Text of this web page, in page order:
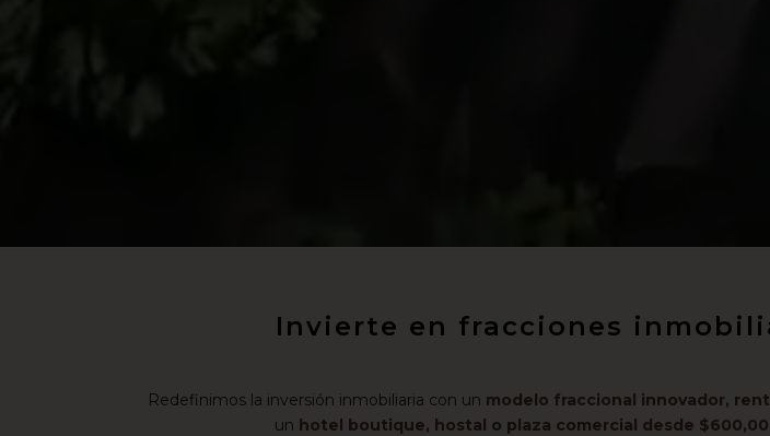
Invierte en fracciones
Redefinimos la inversión inmobiliaria con un modelo fraccional innovador,
un hotel boutique, hostal o plaza comercial desde